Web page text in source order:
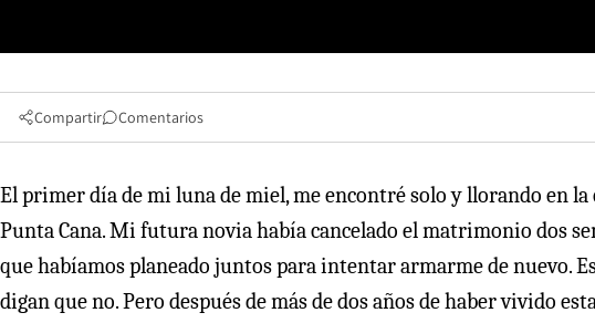
Compartir Comentarios
El primer día de mi luna de miel, me encontré solo y llorando en
Punta Cana. Mi futura novia había cancelado el matrimonio dos
que habíamos planeado juntos para intentar armarme de nuevo.
digan que no. Pero después de más de dos años de haber vivido